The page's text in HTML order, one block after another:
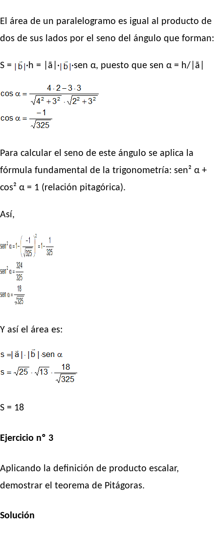
El área de un paralelogramo es igual al producto de
dos de sus lados por el seno del ángulo que forman:
S = ·h = |ā|· ·sen α, puesto que sen α = h/|ā|
Para calcular el seno de este ángulo se aplica la
fórmula fundamental de la trigonometría: sen² α +
cos² α = 1 (relación pitagórica).
Así,
Y así el área es:
S = 18
Ejercicio nº 3
Aplicando la definición de producto escalar,
demostrar el teorema de Pitágoras.
Solución